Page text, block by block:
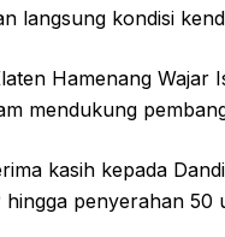
langsung kondisi
Hamenang
mendukung
kasih kepada
penyerahan